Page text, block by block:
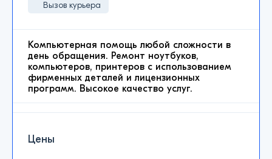
Вызов курьера
Компьютерная помощь любой сложности в
день обращения. Ремонт ноутбуков,
компьютеров, принтеров с использованием
фирменных деталей и лицензионных
программ. Высокое качество услуг.
Цены